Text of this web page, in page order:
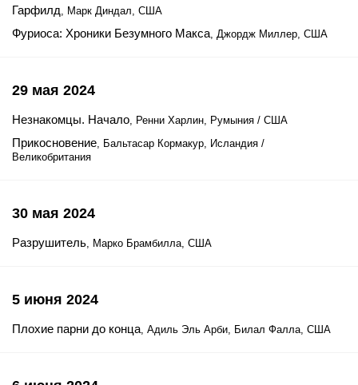
Гарфилд, Марк Диндал, США
Фуриоса: Хроники Безумного Макса, Джордж Миллер, США
29 мая 2024
Незнакомцы. Начало, Ренни Харлин, Румыния / США
Прикосновение, Бальтасар Кормакур, Исландия /
Великобритания
30 мая 2024
Разрушитель, Марко Брамбилла, США
5 июня 2024
Плохие парни до конца, Адиль Эль Арби, Билал Фалла, США